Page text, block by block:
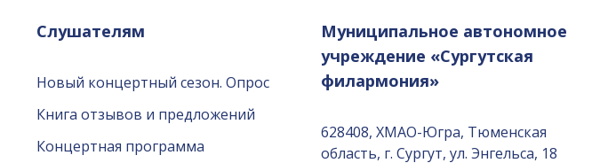
Слушателям
Новый концертный сезон. Опрос
Книга отзывов и предложений
Концертная программа
Муниципальное автономное
учреждение «Сургутская
филармония»
628408, ХМАО-Югра, Тюменская
область, г. Сургут, ул. Энгельса, 18